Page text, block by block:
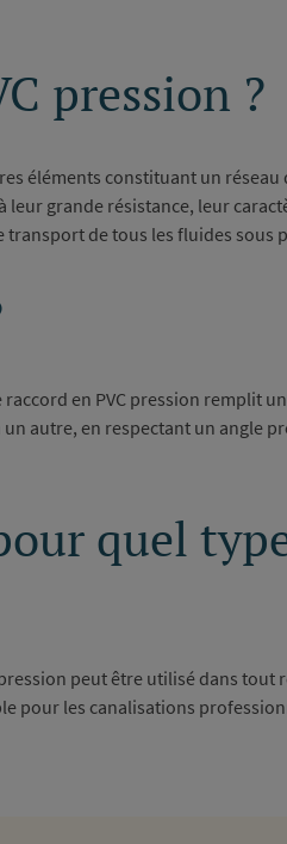
pression ?
éléments constituant un réseau
leur grande résistance, leur
de tous les fluides sous
raccord en PVC pression remplit
autre, en respectant un angle
quel
peut être utilisé dans tout
pour les canalisations